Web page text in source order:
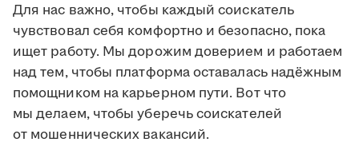
Для нас важно, чтобы каждый соискатель
чувствовал себя комфортно и безопасно, пока
ищет работу. Мы дорожим доверием и работаем
над тем, чтобы платформа оставалась надёжным
помощником на карьерном пути. Вот что
мы делаем, чтобы уберечь соискателей
от мошеннических вакансий.